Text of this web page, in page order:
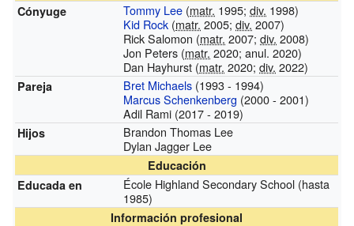
Cónyuge
Tommy Lee (matr. 1995;div. 1998)
Kid Rock (matr. 2005;div. 2007)
Rick Salomon (matr. 2007;div. 2008)
Jon Peters (matr. 2020; anul. 2020)
Dan Hayhurst (matr. 2020;div. 2022)
Pareja Bret Michaels (1993 - 1994)
Marcus Schenkenberg (2000 - 2001)
Adil Rami (2017 - 2019)
Hijos
Brandon Thomas Lee
Dylan Jagger Lee
Educación
Educada en
École Highland Secondary School (hasta
1985)
Información profesional